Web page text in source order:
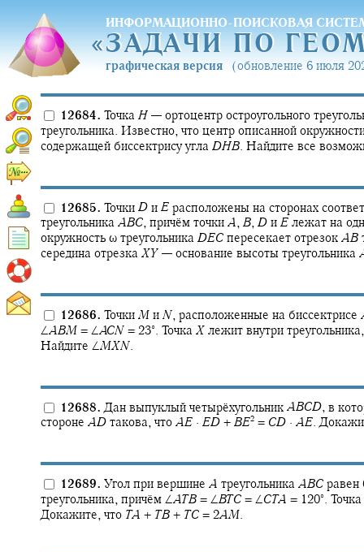
ИНФОРМАЦИОННО-ПОИСКОВАЯ
«ЗАДАЧИ ПО
«ЗАДАЧИ ПО
графическая версия (обновление 6 июля
12684. Точка H — ортоцентр остроугольного
треугольника. Известно, что центр описанной
содержащей биссектрису угла DHB. Найдите все
12685. Точки D и E расположены на сторонах
треугольника ABC, причём точки A, B, D и E лежат на
окружность ω треугольника DEC пересекает отрезок AB
середина отрезка XY — основание высоты треугольника
12686. Точки M и N, расположенные на биссектрисе
∠ABM = ∠ACN = 23‍∘ . Точка X лежит внутри
Найдите ∠MXN.
12688. Дан выпуклый четырёхугольник ABCD, в
стороне AD такова, что AE · ED + BE2 = CD · AE.
12689. Угол при вершине A треугольника ABC равен
треугольника, причём ∠ATB = ∠BTC = ∠CTA = 120‍∘ . Точка
Докажите, что TA + TB + TC = 2AM.